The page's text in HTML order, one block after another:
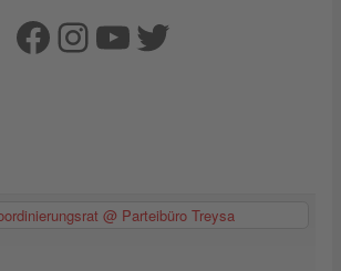
Facebook
Instagram
YouTube
Twitter
@ Parteibüro Treysa